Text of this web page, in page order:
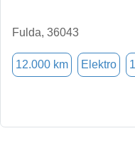
Fulda, 36043
12.000 km Elektro